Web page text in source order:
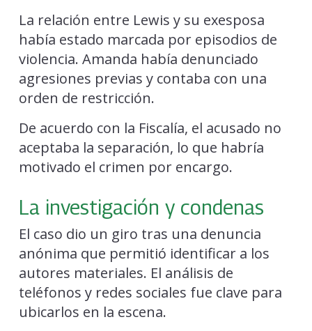
La relación entre Lewis y su exesposa
había estado marcada por episodios de
violencia. Amanda había denunciado
agresiones previas y contaba con una
orden de restricción.
De acuerdo con la Fiscalía, el acusado no
aceptaba la separación, lo que habría
motivado el crimen por encargo.
La investigación y condenas
El caso dio un giro tras una denuncia
anónima que permitió identificar a los
autores materiales. El análisis de
teléfonos y redes sociales fue clave para
ubicarlos en la escena.